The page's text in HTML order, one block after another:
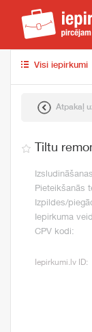
Visi iepirkumi
Atpakaļ
Tiltu
Pieteikšanās
Izpildes/
Iepirkuma
CPV kodi:
Iepirkumi.lv ID: